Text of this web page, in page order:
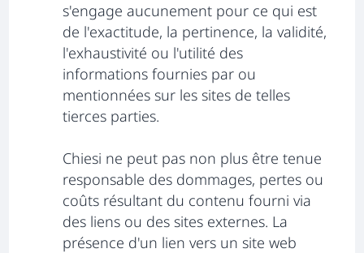
s'engage aucunement pour ce qui est
de l'exactitude, la pertinence, la validité,
l'exhaustivité ou l'utilité des
informations fournies par ou
mentionnées sur les sites de telles
tierces parties.
Chiesi ne peut pas non plus être tenue
responsable des dommages, pertes ou
coûts résultant du contenu fourni via
des liens ou des sites externes. La
présence d'un lien vers un site web